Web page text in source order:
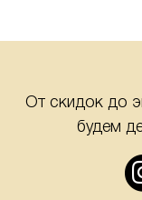
От скидок до
будем